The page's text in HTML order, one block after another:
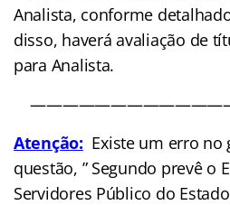
Analista, conforme
disso, haverá avaliação de
para Analista.
Atenção: Existe um erro no
questão, ” Segundo prevê o
Servidores Público do